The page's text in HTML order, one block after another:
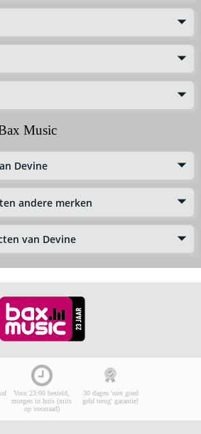
Music
Devine
andere merken
van Devine
Voor 23:00 besteld,
morgen in huis (mits
op voorraad)
30 dagen 'niet goed
geld terug' garantie!